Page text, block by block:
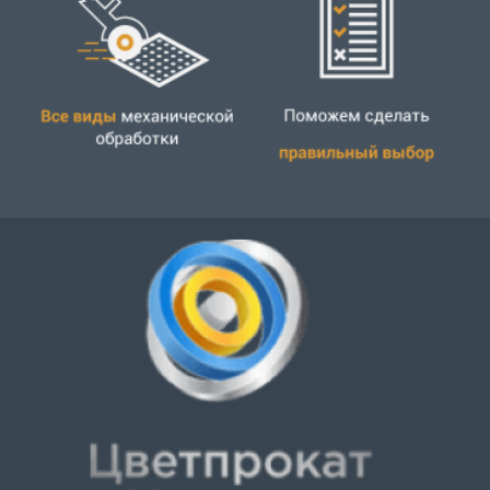
пластика. Мы экономим Ваше время.
Огромный сортамент цветного металлопроката.
У нас Вы найдете то, чего у многих нет.
Скидки, особые условия работы для постоянных
клиентов.
С нами всегда надежно. Весь металлопрокат
Металлобаза «Цветпрокат
Украина»
Металлобаза ООО «Цветпрокат Украина» предлагает
металлов и сплавов. Здесь продается
высококачественная продукция ведущих украинских